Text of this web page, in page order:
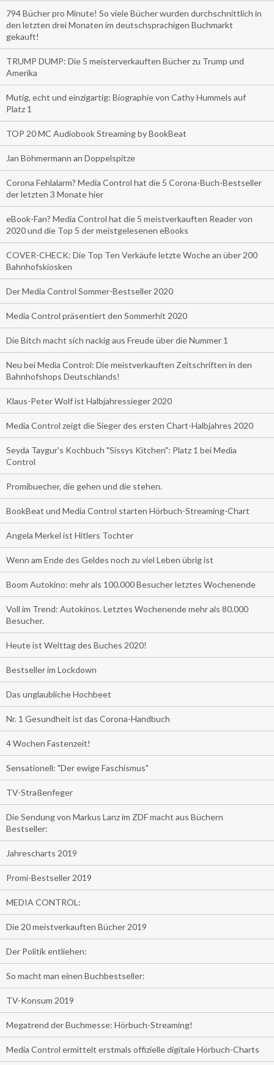
794 Bücher pro Minute! So viele Bücher wurden durchschnittlich in
den letzten drei Monaten im deutschsprachigen Buchmarkt
gekauft!
TRUMP DUMP: Die 5 meisterverkauften Bücher zu Trump und
Amerika
Mutig, echt und einzigartig: Biographie von Cathy Hummels auf
Platz 1
TOP 20 MC Audiobook Streaming by BookBeat
Jan Böhmermann an Doppelspitze
Corona Fehlalarm? Media Control hat die 5 Corona-Buch-Bestseller
der letzten 3 Monate hier
eBook-Fan? Media Control hat die 5 meistverkauften Reader von
2020 und die Top 5 der meistgelesenen eBooks
COVER-CHECK: Die Top Ten Verkäufe letzte Woche an über 200
Bahnhofskiosken
Der Media Control Sommer-Bestseller 2020
Media Control präsentiert den Sommerhit 2020
Die Bitch macht sich nackig aus Freude über die Nummer 1
Neu bei Media Control: Die meistverkauften Zeitschriften in den
Bahnhofshops Deutschlands!
Klaus-Peter Wolf ist Halbjahressieger 2020
Media Control zeigt die Sieger des ersten Chart-Halbjahres 2020
Seyda Taygur's Kochbuch "Sissys Kitchen": Platz 1 bei Media
Control
Promibuecher, die gehen und die stehen.
BookBeat und Media Control starten Hörbuch-Streaming-Chart
Angela Merkel ist Hitlers Tochter
Wenn am Ende des Geldes noch zu viel Leben übrig ist
Boom Autokino: mehr als 100.000 Besucher letztes Wochenende
Voll im Trend: Autokinos. Letztes Wochenende mehr als 80.000
Besucher.
Heute ist Welttag des Buches 2020!
Bestseller im Lockdown
Das unglaubliche Hochbeet
Nr. 1 Gesundheit ist das Corona-Handbuch
4 Wochen Fastenzeit!
Sensationell: "Der ewige Faschismus"
TV-Straßenfeger
Die Sendung von Markus Lanz im ZDF macht aus Büchern
Bestseller:
Jahrescharts 2019
Promi-Bestseller 2019
MEDIA CONTROL:
Die 20 meistverkauften Bücher 2019
Der Politik entliehen:
So macht man einen Buchbestseller:
TV-Konsum 2019
Megatrend der Buchmesse: Hörbuch-Streaming!
Media Control ermittelt erstmals offizielle digitale Hörbuch-Charts